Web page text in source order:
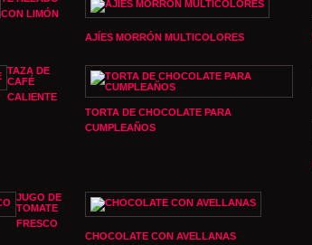
CON LIMÓN
AJÍES MORRÓN MULTICOLORES
TAZA DE
CAFÉ
CALIENTE
TORTA DE CHOCOLATE PARA
CUMPLEAÑOS
JUGO DE
TOMATE
FRESCO
CHOCOLATE CON AVELLANAS